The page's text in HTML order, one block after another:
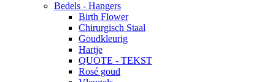
Bedels - Hangers
Birth Flower
Chirurgisch Staal
Goudkleurig
Hartje
QUOTE - TEKST
Rosé goud